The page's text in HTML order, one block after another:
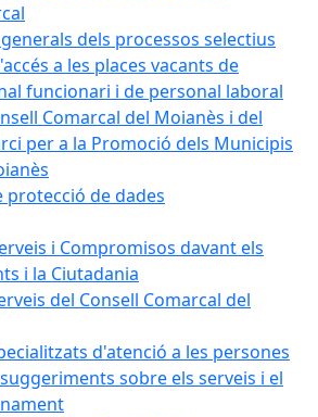
generals dels processos selectius
a les places vacants de
funcionari i de personal laboral
Comarcal del Moianès i del
per a la Promoció dels Municipis
protecció de dades
i Compromisos davant els
i la Ciutadania
del Consell Comarcal del
d'atenció a les persones
sobre els serveis i el